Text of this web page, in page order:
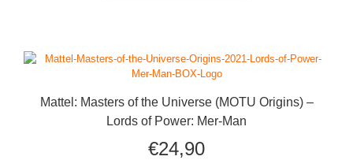
Mattel: Masters of the Universe (MOTU Origins) –
Lords of Power: Mer-Man
€24,90